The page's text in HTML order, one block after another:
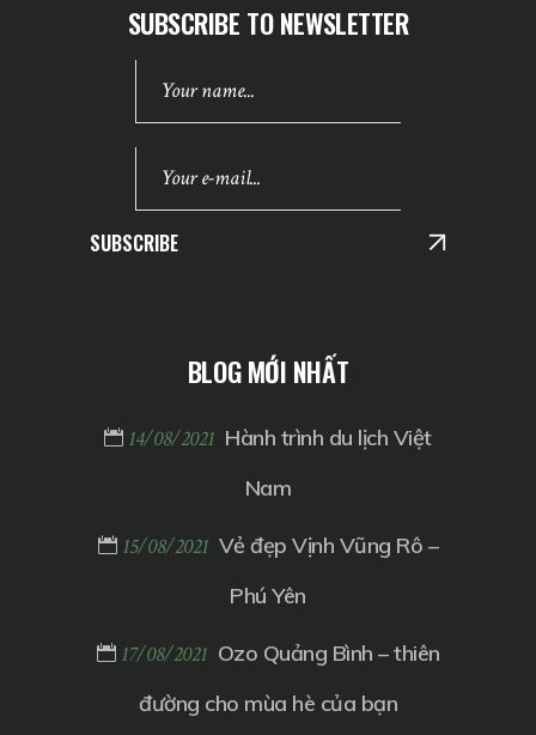
SUBSCRIBE TO NEWSLETTER
SUBSCRIBE
BLOG MỚI NHẤT
14/08/2021 Hành trình du lịch Việt
Nam
15/08/2021 Vẻ đẹp Vịnh Vũng Rô –
Phú Yên
17/08/2021 Ozo Quảng Bình – thiên
đường cho mùa hè của bạn